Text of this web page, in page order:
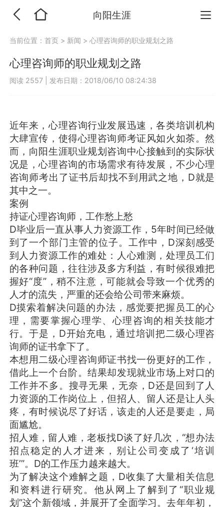
向阳生涯
当前位置：首页 > 新闻 >心理咨询师的职业规划之路
心理咨询师的职业规划之路
阅读 2557 发布日期：2018/06/10 08:24:38
近年来，心理咨询行业发展迅速，各类培训机构
大肆宣传，使得心理咨询师考证风如火如荼。然
而，向阳生涯职业规划咨询中心接触到的实际状
况是，心理咨询的市场需求有待发展，不少心理
咨询师考出了证书后却找不到用武之地，D就是
其中之一。
案例
持证心理咨询师，工作愁上愁
D毕业后一直从事人力资源工作，5年时间已经做
到了一个部门主管的位子。工作中，D深刻感受
到人力资源工作的难处：人心难测，处理员工们
的各种问题，往往涉及多方利益，有时候很难把
握好“度”，稍不注意，可能就会导致一个优秀的
人才的流失，严重的还会给公司带来麻烦。
D摸索着解决问题的办法，感觉要把握员工的心
理，需要掌握心理学、心理咨询的相关技能才
行。于是，D开始充电，通过培训把二级心理咨
询师的证书拿下了。
本想用二级心理咨询师证书找一份更好的工作，
借此上一个台阶。结果却发现就业市场上对口的
工作并不多。搜寻无果，无奈，D还是回到了人
力资源的工作岗位上，但招人、留人还是让人头
疼，有时候说尽了好话，该走的人还是要走，局
面尴尬。
招人难，留人难，老板找D谈了好几次，“想办法
招点稳定的人才进来，别让公司变成了‘培训
班’”。D的工作压力越来越大。
为了解决这个难解之题，D收集了大量相关信息
和资料进行研究。他从网上了解到了“职业规
划”这个新领域，并展开了全面学习。去年年初，